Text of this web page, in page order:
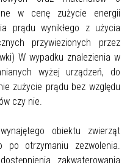
w cenę zużycie energii
prądu wynikłego z użycia
przywiezionych przez
W wypadku znalezienia w
wyżej urządzeń, do
zużycie prądu bez względu
czy nie.
obiektu zwierząt
po otrzymaniu zezwolenia.
zakwaterowania